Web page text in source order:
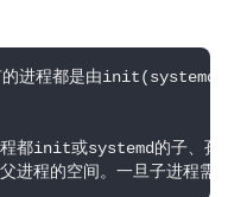
的进程都是由
都init或systemd的子、孙
进程的空间。一旦子进程需